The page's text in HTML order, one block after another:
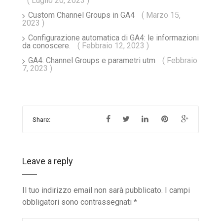
Custom Channel Groups in GA4
( Marzo 15,
2023 )
Configurazione automatica di GA4: le informazioni
da conoscere.
( Febbraio 12, 2023 )
GA4: Channel Groups e parametri utm
( Febbraio
7, 2023 )
Share:
Leave a reply
Il tuo indirizzo email non sarà pubblicato. I campi
obbligatori sono contrassegnati *